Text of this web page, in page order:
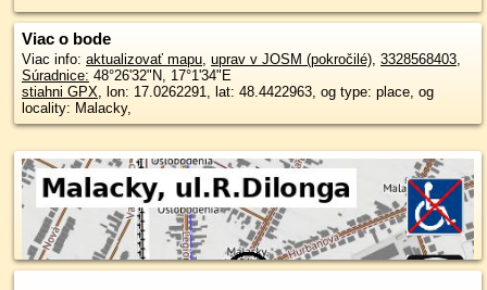
Viac o bode
Viac info: aktualizovať mapu, uprav v JOSM (pokročilé), 3328568403,
Súradnice: 48°26'32"N, 17°1'34"E
stiahni GPX, lon: 17.0262291, lat: 48.4422963, og type: place, og
locality: Malacky,